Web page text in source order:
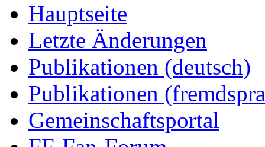
Hauptseite
Letzte Änderungen
Publikationen (deutsch)
Publikationen
Gemeinschaftsportal